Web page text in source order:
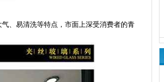
、易清洗等特点，市面上深受消费者的青